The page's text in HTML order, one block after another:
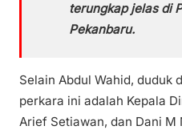
terungkap jelas di
Pekanbaru.
Selain Abdul Wahid, duduk
perkara ini adalah Kepala
Arief Setiawan, dan Dani M